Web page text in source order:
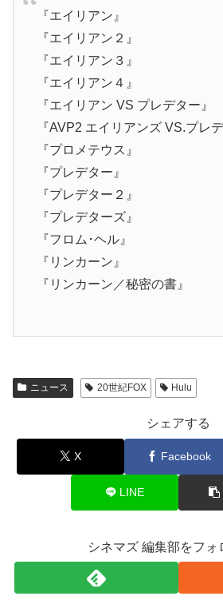
『エイリアン』
『エイリアン２』
『エイリアン３』
『エイリアン４』
『エイリアン VS プレデター』
『AVP2 エイリアンズ VS.プレデ
『プロメテウス』
『プレデター』
『プレデター２』
『プレデターズ』
『フロム･ヘル』
『リンカーン』
『リンカーン／秘密の書』
ニュース 20世紀FOX Hulu
シェアする
X Facebook
LINE
シネマズ 編集部をフォ